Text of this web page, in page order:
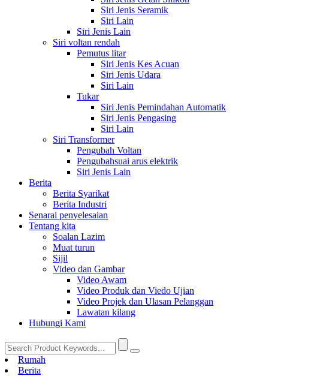
Siri Jenis Seramik
Siri Lain
Siri Jenis Lain
Siri voltan rendah
Pemutus litar
Siri Jenis Kes Acuan
Siri Jenis Udara
Siri Lain
Tukar
Siri Jenis Pemindahan Automatik
Siri Jenis Pengasing
Siri Lain
Siri Transformer
Pengubah Voltan
Pengubahsuai arus elektrik
Siri Jenis Lain
Berita
Berita Syarikat
Berita Industri
Senarai penyelesaian
Tentang kita
Soalan Lazim
Muat turun
Sijil
Video dan Gambar
Video Awam
Video Produk dan Viedo Ujian
Video Projek dan Ulasan Pelanggan
Lawatan kilang
Hubungi Kami
Rumah
Berita